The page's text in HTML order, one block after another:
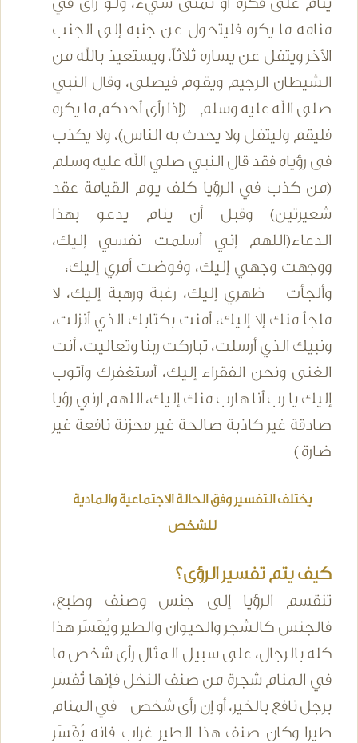
ينام على فكرة أو تمنى شيء، ولو رأى في
منامه ما يكره فليتحول عن جنبه إلى الجنب
الأخر ويتفل عن يساره ثلاثاً، ويستعيذ بالله من
الشيطان الرجيم ويقوم فيصلى، وقال النبي
صلى الله عليه وسلم (إذا رأى أحدكم ما يكره
فليقم وليتفل ولا يحدث به الناس)، ولا يكذب
فى رؤياه فقد قال النبي صلي الله عليه وسلم
(من كذب في الرؤيا كلف يوم القيامة عقد
شعيرتين) وقبل أن ينام يدعو بهذا
الدعاء(اللهم إني أسلمت نفسي إليك،
ووجهت وجهي إليك، وفوضت أمري إليك،
وألجأت ظهري إليك، رغبة ورهبة إليك، لا
ملجأ منك إلا إليك، أمنت بكتابك الذي أنزلت،
ونبيك الذي أرسلت، تباركت ربنا وتعاليت، أنت
الغنى ونحن الفقراء إليك، أستغفرك وأتوب
إليك يا رب أنا هارب منك إليك، اللهم ارني رؤيا
صادقة غير كاذبة صالحة غير محزنة نافعة غير
ضارة )
يختلف التفسير وفق الحالة الاجتماعية والمادية
للشخص
كيف يتم تفسير الرؤى؟
تنقسم الرؤيا إلى جنس وصنف وطبع،
فالجنس كالشجر والحيوان والطير ويُفَسَر هذا
كله بالرجال، على سبيل المثال رأى شخص ما
في المنام شجرة من صنف النخل فإنها تُفَسَر
برجل نافع بالخير، أو إن رأى شخص في المنام
طيرا وكان صنف هذا الطير غراب فانه يُفَسَر